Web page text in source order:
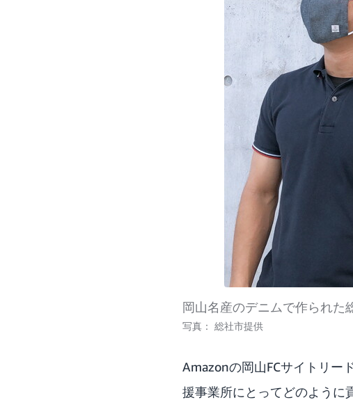
岡山名産のデニムで作られた
写真： 総社市提供
Amazonの岡山FCサイトリー
援事業所にとってどのように